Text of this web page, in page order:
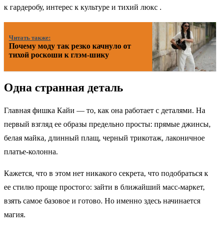
к гардеробу, интерес к культуре и тихий люкс .
Читать также:
Почему моду так резко качнуло от
тихой роскоши к глэм-шику
Одна странная деталь
Главная фишка Кайи — то, как она работает с деталями. На
первый взгляд ее образы предельно просты: прямые джинсы,
белая майка, длинный плащ, черный трикотаж, лаконичное
платье-колонна.
Кажется, что в этом нет никакого секрета, что подобраться к
ее стилю проще простого: зайти в ближайший масс-маркет,
взять самое базовое и готово. Но именно здесь начинается
магия.